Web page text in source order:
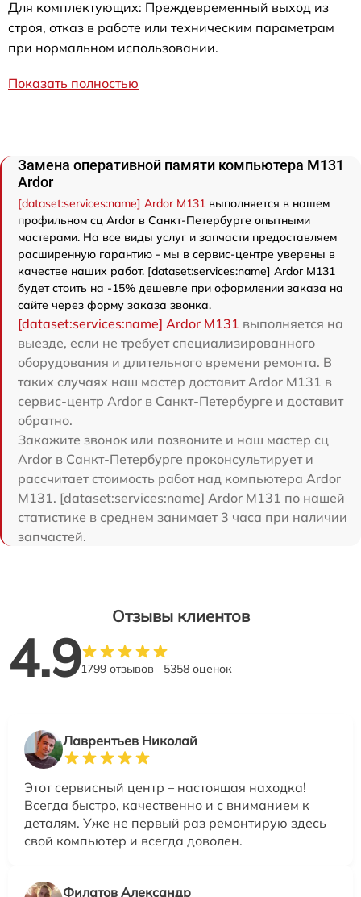
Для комплектующих: Преждевременный выход из
строя, отказ в работе или техническим параметрам
при нормальном использовании.
Показать полностью
Замена оперативной памяти компьютера M131
Ardor
[dataset:services:name] Ardor M131 выполняется в нашем
профильном сц Ardor в Санкт-Петербурге опытными
мастерами. На все виды услуг и запчасти предоставляем
расширенную гарантию - мы в сервис-центре уверены в
качестве наших работ. [dataset:services:name] Ardor M131
будет стоить на -15% дешевле при оформлении заказа на
сайте через форму заказа звонка.
[dataset:services:name] Ardor M131 выполняется на
выезде, если не требует специализированного
оборудования и длительного времени ремонта. В
таких случаях наш мастер доставит Ardor M131 в
сервис-центр Ardor в Санкт-Петербурге и доставит
обратно.
Закажите звонок или позвоните и наш мастер сц
Ardor в Санкт-Петербурге проконсультирует и
рассчитает стоимость работ над компьютера Ardor
M131. [dataset:services:name] Ardor M131 по нашей
статистике в среднем занимает 3 часа при наличии
запчастей.
Отзывы клиентов
4.91799 отзывов 5358 оценок
Лаврентьев Николай
Этот сервисный центр – настоящая находка!
Всегда быстро, качественно и с вниманием к
деталям. Уже не первый раз ремонтирую здесь
свой компьютер и всегда доволен.
Филатов Александр